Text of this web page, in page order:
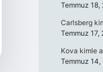
Temmuz 18,
Carlsberg
Temmuz 17,
Kova kimle
Temmuz 14,